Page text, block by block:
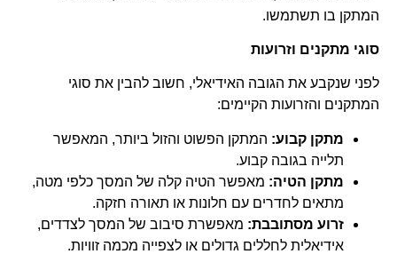
המתקן בו תשתמשו.
סוגי מתקנים וזרועות
לפני שנקבע את הגובה האידיאלי, חשוב להבין את סוגי
המתקנים והזרועות הקיימים:
מתקן קבוע: המתקן הפשוט והזול ביותר, המאפשר
תלייה בגובה קבוע.
מתקן הטיה: מאפשר הטיה קלה של המסך כלפי מטה,
מתאים לחדרים עם חלונות או תאורה חזקה.
זרוע מסתובבת: מאפשרת סיבוב של המסך לצדדים,
אידיאלית לחללים גדולים או לצפייה מכמה זוויות.